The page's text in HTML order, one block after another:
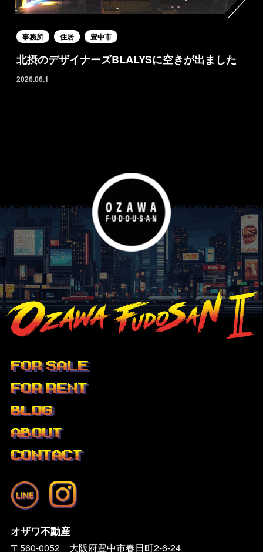
事務所 住居 豊中市
北摂のデザイナーズBLALYSに空きが出ました
2026.06.1
FOR SALE
FOR RENT
BLOG
ABOUT
CONTACT
オザワ不動産
〒560-0052 大阪府豊中市春日町2-6-24